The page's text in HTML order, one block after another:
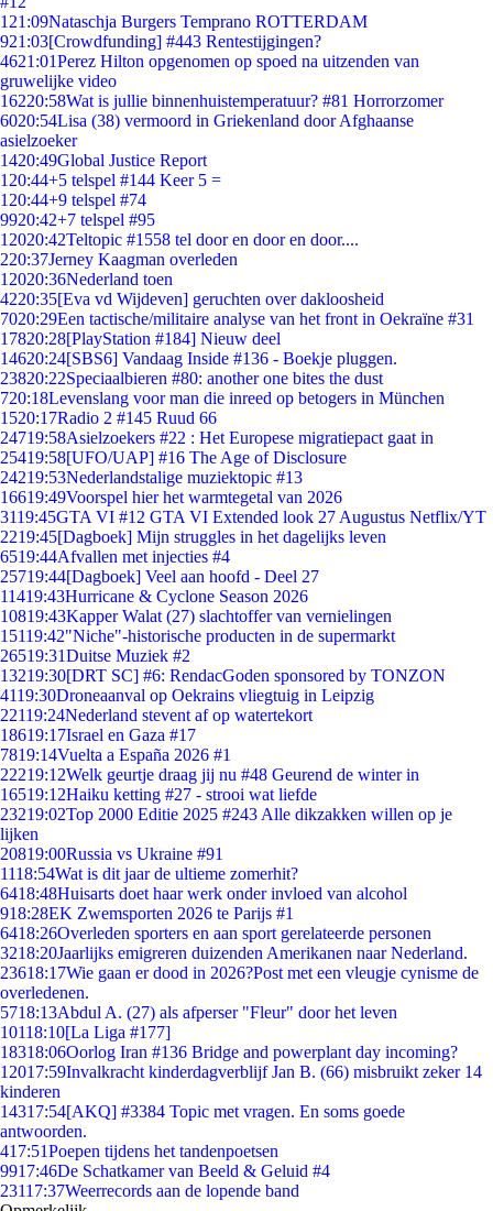
1 21:09Nataschja Burgers Temprano ROTTERDAM
921:03[Crowdfunding] #443 Rentestijgingen?
4621:01Perez Hilton opgenomen op spoed na uitzenden van
gruwelijke video
16220:58Wat is jullie binnenhuistemperatuur? #81 Horrorzomer
6020:54Lisa (38) vermoord in Griekenland door Afghaanse
asielzoeker
1420:49Global Justice Report
1 20:44+5 telspel #144 Keer 5 =
1 20:44+9 telspel #74
9920:42+7 telspel #95
12020:42Teltopic #1558 tel door en door en door....
220:37Jerney Kaagman overleden
12020:36Nederland toen
4220:35[Eva vd Wijdeven] geruchten over dakloosheid
7020:29Een tactische/militaire analyse van het front in Oekraïne #31
17820:28[PlayStation #184] Nieuw deel
14620:24[SBS6] Vandaag Inside #136 - Boekje pluggen.
23820:22Speciaalbieren #80: another one bites the dust
720:18Levenslang voor man die inreed op betogers in München
1520:17Radio 2 #145 Ruud 66
24719:58Asielzoekers #22 : Het Europese migratiepact gaat in
25419:58[UFO/UAP] #16 The Age of Disclosure
24219:53Nederlandstalige muziektopic #13
16619:49Voorspel hier het warmtegetal van 2026
3119:45GTA VI #12 GTA VI Extended look 27 Augustus Netflix/YT
2219:45[Dagboek] Mijn struggles in het dagelijks leven
6519:44Afvallen met injecties #4
25719:44[Dagboek] Veel aan hoofd - Deel 27
11419:43Hurricane & Cyclone Season 2026
10819:43Kapper Walat (27) slachtoffer van vernielingen
15119:42"Niche"-historische producten in de supermarkt
26519:31Duitse Muziek #2
13219:30[DRT SC] #6: RendacGoden sponsored by TONZON
4119:30Droneaanval op Oekrains vliegtuig in Leipzig
22119:24Nederland stevent af op watertekort
18619:17Israel en Gaza #17
7819:14Vuelta a España 2026 #1
22219:12Welk geurtje draag jij nu #48 Geurend de winter in
16519:12Haiku ketting #27 - strooi wat liefde
23219:02Top 2000 Editie 2025 #243 Alle dikzakken willen op je
lijken
20819:00Russia vs Ukraine #91
1118:54Wat is dit jaar de ultieme zomerhit?
6418:48Huisarts doet haar werk onder invloed van alcohol
918:28EK Zwemsporten 2026 te Parijs #1
6418:26Overleden sporters en aan sport gerelateerde personen
3218:20Jaarlijks emigreren duizenden Amerikanen naar Nederland.
23618:17Wie gaan er dood in 2026?Post met een vleugje cynisme de
overledenen.
5718:13Abdul A. (27) als afperser "Fleur" door het leven
10118:10[La Liga #177]
18318:06Oorlog Iran #136 Bridge and powerplant day incoming?
12017:59Invalkracht kinderdagverblijf Jan B. (66) misbruikt zeker 14
kinderen
14317:54[AKQ] #3384 Topic met vragen. En soms goede
antwoorden.
417:51Poepen tijdens het tandenpoetsen
9917:46De Schatkamer van Beeld & Geluid #4
23117:37Weerrecords aan de lopende band